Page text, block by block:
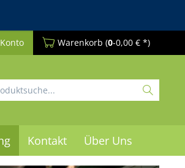
Warenkorb (0-0,00 € *)
Kontakt Über Uns